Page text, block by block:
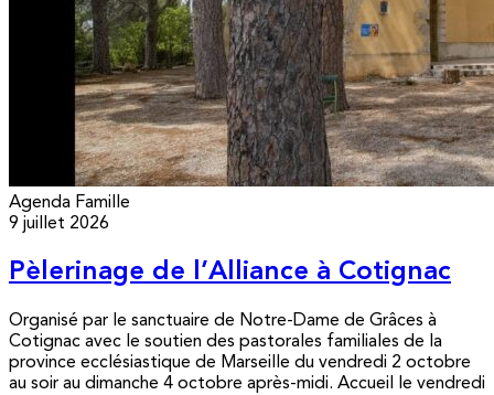
Agenda Famille
9 juillet 2026
Pèlerinage de l’Alliance à Cotignac
Organisé par le sanctuaire de Notre-Dame de Grâces à
Cotignac avec le soutien des pastorales familiales de la
province ecclésiastique de Marseille du vendredi 2 octobre
au soir au dimanche 4 octobre après-midi. Accueil le vendredi